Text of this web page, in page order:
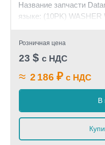
Название запчасти
языке: (10PK) WASHER
Розничная цена
23 $ с НДС
≈ 2 186 ₽ с НДС
В